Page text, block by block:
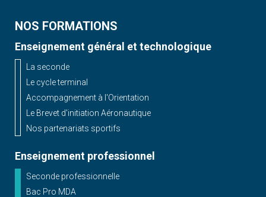
NOS FORMATIONS
Enseignement général et technologique
La seconde
Le cycle terminal
Accompagnement à l'Orientation
Le Brevet d'initiation Aéronautique
Nos partenariats sportifs
Enseignement professionnel
Seconde professionnelle
Bac Pro MDA